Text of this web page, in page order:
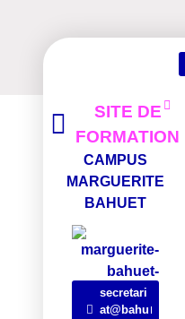
SITE DE
FORMATION
CAMPUS
MARGUERITE
BAHUET
secretari
at@bahu